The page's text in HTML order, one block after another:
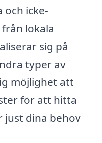
och icke-
lokala
sig på
typer av
möjlighet att
för att hitta
just dina behov